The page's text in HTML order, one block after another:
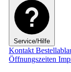
Service/Hilfe
Kontakt
Öffnungszeiten